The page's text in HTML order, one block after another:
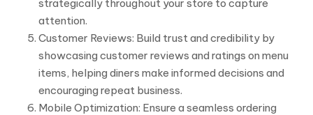
strategically throughout your store to capture
attention.
Customer Reviews: Build trust and credibility by
showcasing customer reviews and ratings on menu
items, helping diners make informed decisions and
encouraging repeat business.
Mobile Optimization: Ensure a seamless ordering